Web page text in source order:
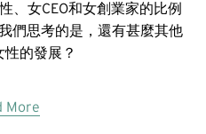
、女CEO和女創業家的比例
們思考的是，還有甚麼其他
的發展？
More